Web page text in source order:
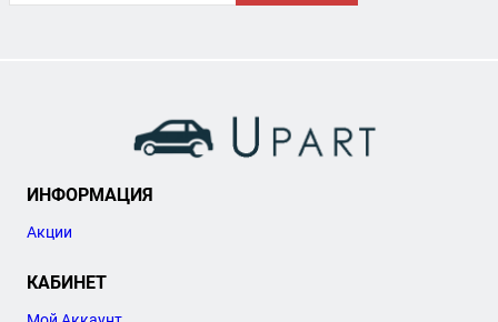
ИНФОРМАЦИЯ
Акции
КАБИНЕТ